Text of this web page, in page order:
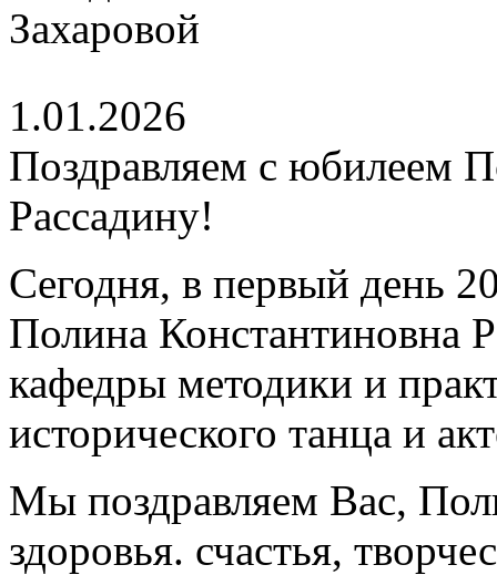
1.01.2026
Поздравляем с юбилеем
Рассадину!
Сегодня, в первый день
Полина Константиновна
кафедры методики и
исторического танца и
Мы поздравляем Вас,
здоровья. счастья,